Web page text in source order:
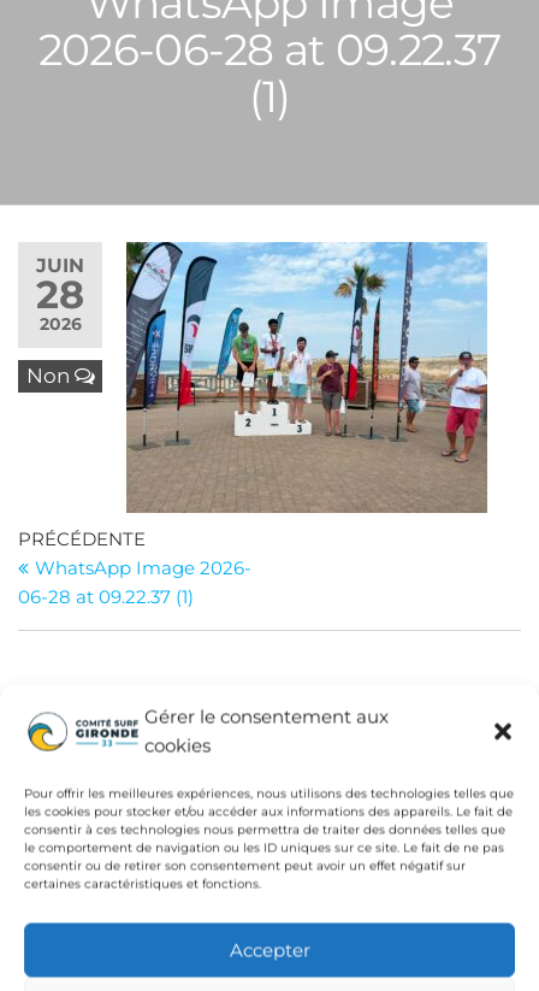
Gérer le consentement aux
cookies
Pour offrir les meilleures expériences, nous utilisons des technologies telles que
les cookies pour stocker et/ou accéder aux informations des appareils. Le fait de
consentir à ces technologies nous permettra de traiter des données telles que
le comportement de navigation ou les ID uniques sur ce site. Le fait de ne pas
consentir ou de retirer son consentement peut avoir un effet négatif sur
certaines caractéristiques et fonctions.
Accepter
2026-06-28 at 09.22.37
(1)
JUIN
28
2026
Non
Navigation
de
l’article
Article
précédent
PRÉCÉDENTE
WhatsApp Image 2026-
06-28 at 09.22.37 (1)
Fédération Française de Surf
Conseil Départemental de la Gironde
Ligue de Surf de Nouvelle Aquitaine
CdC Médoc Atlantique